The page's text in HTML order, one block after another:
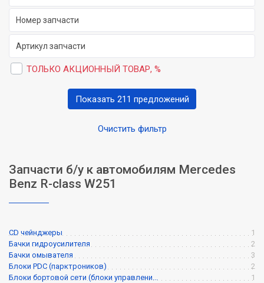
ТОЛЬКО АКЦИОННЫЙ ТОВАР, %
Очистить фильтр
Показать 211 предложений
Запчасти б/у к автомобилям Mercedes
Benz R-class W251
CD чейнджеры
1
Бачки гидроусилителя
2
Бачки омывателя
3
Блоки PDC (парктроников)
2
Блоки бортовой сети (блоки управлени...
1